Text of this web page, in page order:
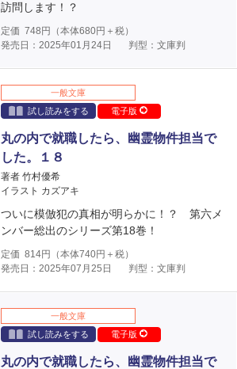
訪問します！？
定価 748 円（本体680円＋税）
発売日：2025年01月24日
判型：文庫判
一般文庫
試し読みをする
電子版
丸の内で就職したら、幽霊物件担当で
した。１８
著者 竹村優希
イラスト カズアキ
ついに模倣犯の真相が明らかに！？ 第六メ
ンバー総出のシリーズ第18巻！
定価 814円（本体740円＋税）
発売日：2025年07月25日
判型：文庫判
一般文庫
試し読みをする
電子版
丸の内で就職したら、幽霊物件担当で